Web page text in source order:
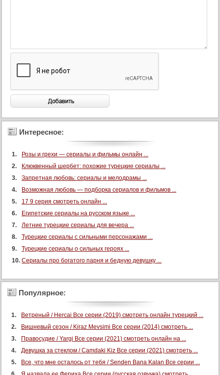
Интересное:
Розы и грехи — сериалы и фильмы онлайн ...
Клюквенный шербет: похожие турецкие сериалы ...
Запретная любовь: сериалы и мелодрамы ...
Возможная любовь — подборка сериалов и фильмов ...
17 9 серия смотреть онлайн ...
Египетские сериалы на русском языке ...
Летние турецкие сериалы для вечера ...
Турецкие сериалы с сильными персонажами ...
Турецкие сериалы о сильных героях ...
Сериалы про богатого парня и бедную девушку ...
Популярное:
Ветреный / Hercai Все серии (2019) смотреть онлайн турецкий ...
Вишневый сезон / Kiraz Mevsimi Все серии (2014) смотреть ...
Правосудие / Yargi Все серии (2021) смотреть онлайн на ...
Девушка за стеклом / Camdaki Kiz Все серии (2021) смотреть ...
Все, что мне осталось от тебя / Senden Bana Kalan Все серии ...